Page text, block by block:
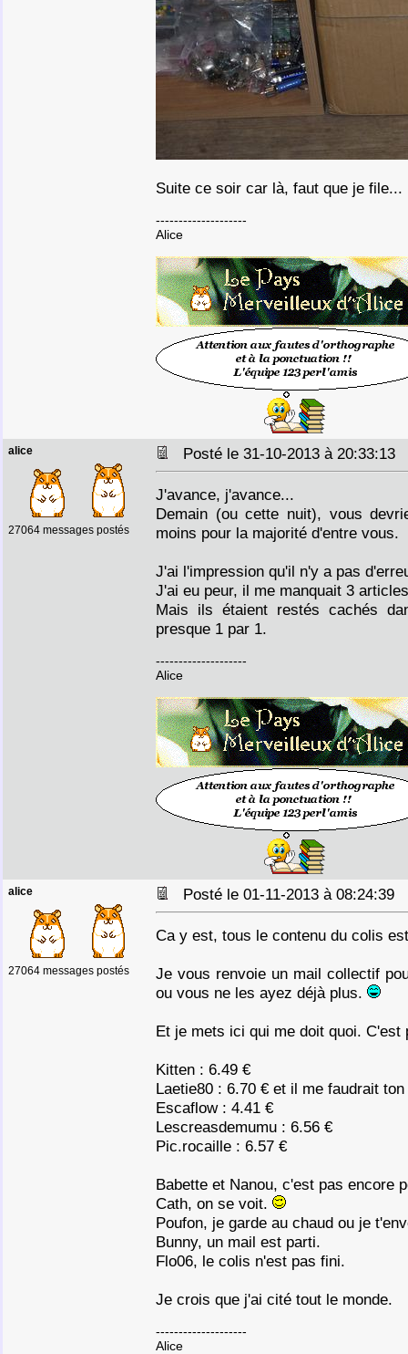
Suite ce soir car là, faut que je file...
--------------------
Alice
alice
27064 messages postés
Posté le 31-10-2013 à 20:33:13
J'avance, j'avance...
Demain (ou cette nuit), vous
moins pour la majorité d'entre vous.
J'ai l'impression qu'il n'y a pas
J'ai eu peur, il me manquait 3
Mais ils étaient restés cachés
presque 1 par 1.
--------------------
Alice
alice
27064 messages postés
Posté le 01-11-2013 à 08:24:39
Ca y est, tous le contenu du colis
Je vous renvoie un mail collectif
ou vous ne les ayez déjà plus.
Et je mets ici qui me doit quoi. C'est
Kitten : 6.49 €
Laetie80 : 6.70 € et il me faudrait
Escaflow : 4.41 €
Lescreasdemumu : 6.56 €
Pic.rocaille : 6.57 €
Babette et Nanou, c'est pas encore
Cath, on se voit.
Poufon, je garde au chaud ou je
Bunny, un mail est parti.
Flo06, le colis n'est pas fini.
Je crois que j'ai cité tout le monde.
--------------------
Alice